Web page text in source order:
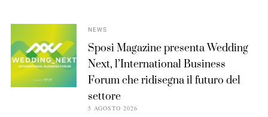
NEWS
Sposi Magazine presenta Wedding
Next, l’International Business
Forum che ridisegna il futuro del
settore
5 AGOSTO 2026